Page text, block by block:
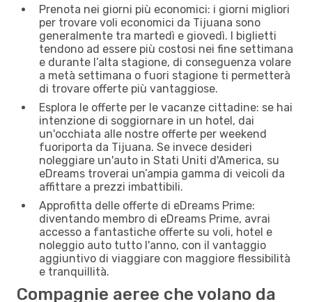
Prenota nei giorni più economici: i giorni migliori
per trovare voli economici da Tijuana sono
generalmente tra martedì e giovedì. I biglietti
tendono ad essere più costosi nei fine settimana
e durante l’alta stagione, di conseguenza volare
a metà settimana o fuori stagione ti permetterà
di trovare offerte più vantaggiose.
Esplora le offerte per le vacanze cittadine: se hai
intenzione di soggiornare in un hotel, dai
un'occhiata alle nostre offerte per weekend
fuoriporta da Tijuana. Se invece desideri
noleggiare un'auto in Stati Uniti d'America, su
eDreams troverai un’ampia gamma di veicoli da
affittare a prezzi imbattibili.
Approfitta delle offerte di eDreams Prime:
diventando membro di eDreams Prime, avrai
accesso a fantastiche offerte su voli, hotel e
noleggio auto tutto l'anno, con il vantaggio
aggiuntivo di viaggiare con maggiore flessibilità
e tranquillità.
Compagnie aeree che volano da